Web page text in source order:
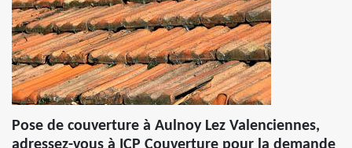
Pose de couverture à Aulnoy Lez Valenciennes,
adressez-vous à ICP Couverture pour la demande